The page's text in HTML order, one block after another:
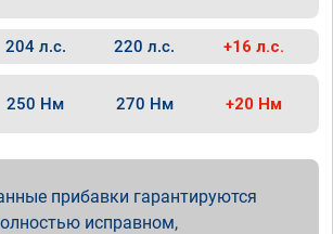
204 л.с. 220 л.с. +16 л.с.
250 Нм 270 Нм +20 Нм
прибавки гарантируются
исправном,